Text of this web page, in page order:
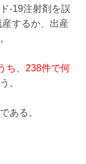
-19注射剤を誤
するか、出産
ち、238件で何
。
ある。